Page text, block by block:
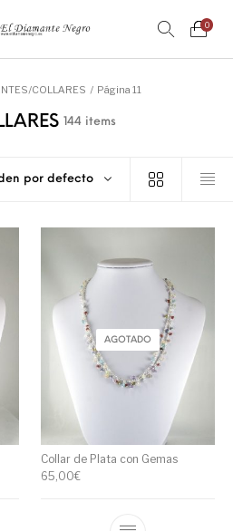
0
! DECORACIÓN DINOSAURIOS
METEORITOS
PRODUCTOS DE
CONSUMO
COLLARES / Página 11
144 items
por defecto
AGOTADO
Collar de Plata con Gemas
65,00€